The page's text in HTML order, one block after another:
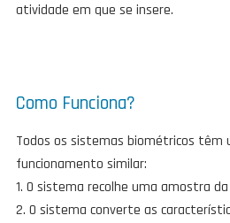
atividade em que se insere.
Como Funciona?
Todos os sistemas biométricos têm
funcionamento similar:
1. O sistema recolhe uma amostra
2. O sistema converte as